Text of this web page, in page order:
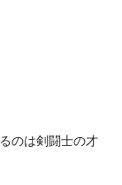
のは剣闘士の才